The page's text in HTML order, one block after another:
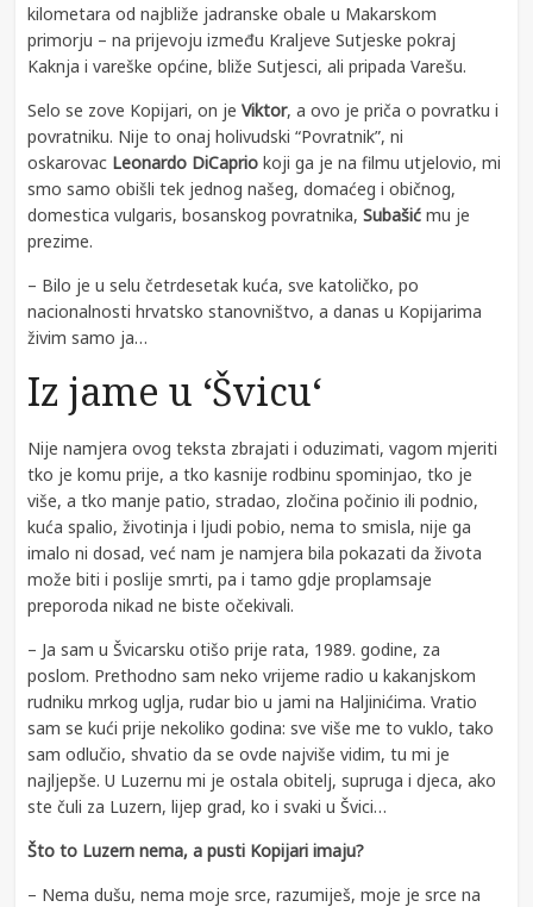
kilometara od najbliže jadranske obale u Makarskom
primorju – na prijevoju između Kraljeve Sutjeske pokraj
Kaknja i vareške općine, bliže Sutjesci, ali pripada Varešu.
Selo se zove Kopijari, on jeViktor, a ovo je priča o povratku i
povratniku. Nije to onaj holivudski “Povratnik”, ni
oskarovac Leonardo DiCaprio koji ga je na filmu utjelovio, mi
smo samo obišli tek jednog našeg, domaćeg i običnog,
domestica vulgaris, bosanskog povratnika, Subašićmu je
prezime.
– Bilo je u selu četrdesetak kuća, sve katoličko, po
nacionalnosti hrvatsko stanovništvo, a danas u Kopijarima
živim samo ja…
Iz jame u ‘Švicu‘
Nije namjera ovog teksta zbrajati i oduzimati, vagom mjeriti
tko je komu prije, a tko kasnije rodbinu spominjao, tko je
više, a tko manje patio, stradao, zločina počinio ili podnio,
kuća spalio, životinja i ljudi pobio, nema to smisla, nije ga
imalo ni dosad, već nam je namjera bila pokazati da života
može biti i poslije smrti, pa i tamo gdje proplamsaje
preporoda nikad ne biste očekivali.
– Ja sam u Švicarsku otišo prije rata, 1989. godine, za
poslom. Prethodno sam neko vrijeme radio u kakanjskom
rudniku mrkog uglja, rudar bio u jami na Haljinićima. Vratio
sam se kući prije nekoliko godina: sve više me to vuklo, tako
sam odlučio, shvatio da se ovde najviše vidim, tu mi je
najljepše. U Luzernu mi je ostala obitelj, supruga i djeca, ako
ste čuli za Luzern, lijep grad, ko i svaki u Švici…
Što to Luzern nema, a pusti Kopijari imaju?
– Nema dušu, nema moje srce, razumiješ, moje je srce na